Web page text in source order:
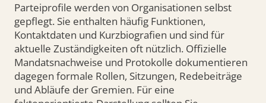
Parteiprofile werden von Organisationen selbst
gepflegt. Sie enthalten häufig Funktionen,
Kontaktdaten und Kurzbiografien und sind für
aktuelle Zuständigkeiten oft nützlich. Offizielle
Mandatsnachweise und Protokolle dokumentieren
dagegen formale Rollen, Sitzungen, Redebeiträge
und Abläufe der Gremien. Für eine